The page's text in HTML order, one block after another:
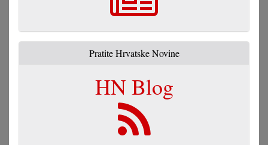
Pratite Hrvatske Novine
HN Blog